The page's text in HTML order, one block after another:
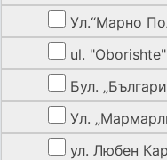
Ул.“Марно
ul.
Бул.
Ул.
ул. Любен